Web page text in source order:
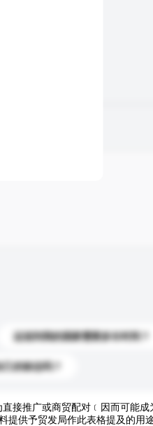
运送到我的国家需要多长时间？
的标志吗？
接推广或商贸配对﹝因而可能
供予贸发局作此表格提及的用途